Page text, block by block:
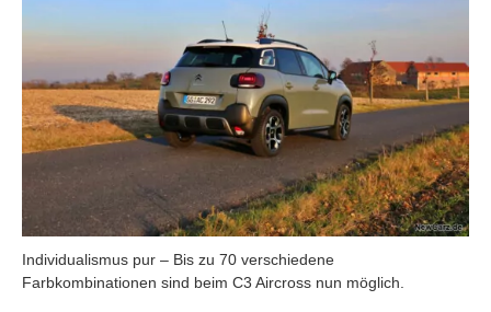
Individualismus pur – Bis zu 70 verschiedene
Farbkombinationen sind beim C3 Aircross nun möglich.